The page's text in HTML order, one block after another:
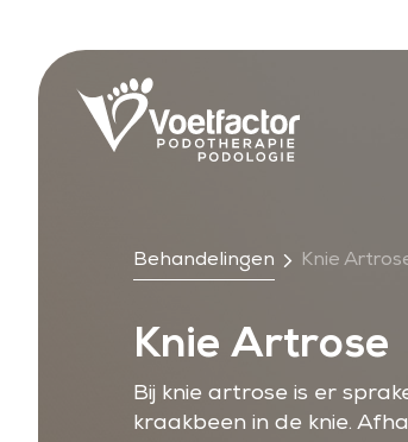
Behandelingen Knie
Knie Artrose
Bij knie artrose is er
kraakbeen in de knie.